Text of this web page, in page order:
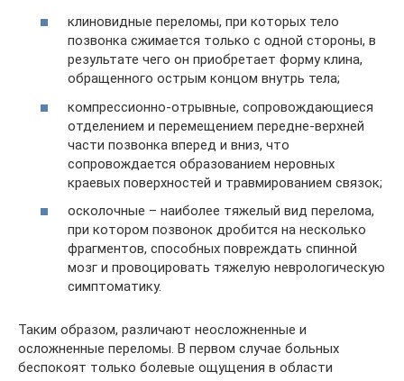
клиновидные переломы, при которых тело
позвонка сжимается только с одной стороны, в
результате чего он приобретает форму клина,
обращенного острым концом внутрь тела;
компрессионно-отрывные, сопровождающиеся
отделением и перемещением передне-верхней
части позвонка вперед и вниз, что
сопровождается образованием неровных
краевых поверхностей и травмированием связок;
осколочные – наиболее тяжелый вид перелома,
при котором позвонок дробится на несколько
фрагментов, способных повреждать спинной
мозг и провоцировать тяжелую неврологическую
симптоматику.
Таким образом, различают неосложненные и
осложненные переломы. В первом случае больных
беспокоят только болевые ощущения в области